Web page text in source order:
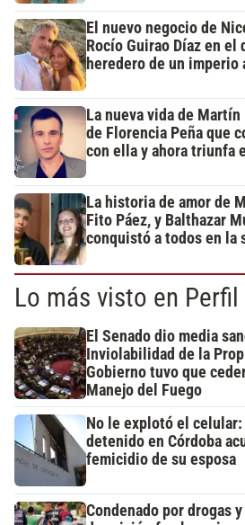
El nuevo negocio de
Rocío Guirao Díaz en el
heredero de un
La nueva vida de
de Florencia Peña que
con ella y ahora triunfa
La historia de amor de
Fito Páez, y Balthazar
conquistó a todos en la
Lo más visto en Perfil
El Senado dio media
Inviolabilidad de la
Gobierno tuvo que
Manejo del Fuego
No le explotó el
detenido en Córdoba
femicidio de su esposa
Condenado por drogas